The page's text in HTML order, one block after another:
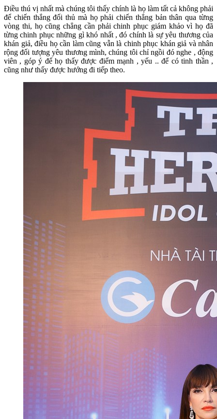
Điều thú vị nhất mà chúng tôi thấy chính là họ làm tất cả không phải
để chiến thắng đối thủ mà họ phải chiến thắng bản thân qua từng
vòng thi, họ cũng chẳng cần phải chinh phục giám khảo vì họ đã
từng chinh phục những gì khó nhất , đó chính là sự yêu thương của
khán giả, điều họ cần làm cũng vẫn là chinh phục khán giả và nhân
rộng đối tượng yêu thương mình, chúng tôi chỉ ngồi đó nghe , động
viên , góp ý để họ thấy được điểm mạnh , yếu .. để có tinh thần ,
cũng như thấy được hướng đi tiếp theo.